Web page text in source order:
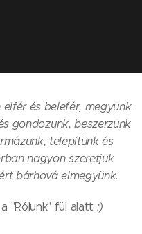
és belefér, megyünk
gondozunk, beszerzünk
telepítünk és
nagyon szeretjük
bárhová elmegyünk.
"Rólunk" fül alatt :)